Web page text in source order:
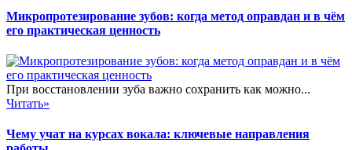
Микропротезирование зубов: когда метод оправдан и в чём
его практическая ценность
При восстановлении зуба важно сохранить как можно...
Читать»
Чему учат на курсах вокала: ключевые направления